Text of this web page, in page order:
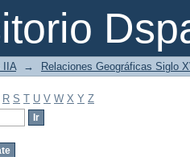
IIA → Relaciones Geográficas Siglo
R S T U V W X Y Z